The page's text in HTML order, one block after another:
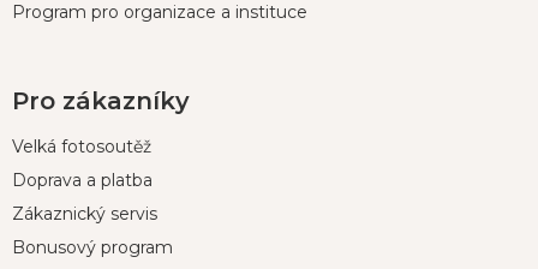
Program pro organizace a instituce
Pro zákazníky
Velká fotosoutěž
Doprava a platba
Zákaznický servis
Bonusový program